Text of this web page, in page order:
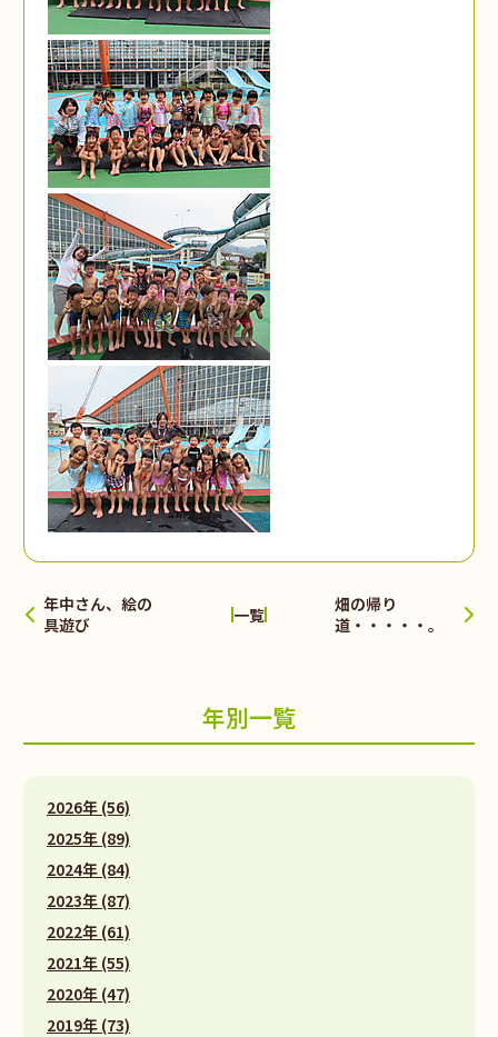
年中さん、絵の
具遊び
一覧
畑の帰り
道・・・・・。
年別一覧
2026年 (56)
2025年 (89)
2024年 (84)
2023年 (87)
2022年 (61)
2021年 (55)
2020年 (47)
2019年 (73)